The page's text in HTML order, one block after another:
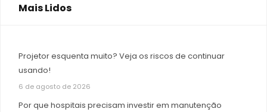
Mais Lidos
Projetor esquenta muito? Veja os riscos de continuar
usando!
6 de agosto de 2026
Por que hospitais precisam investir em manutenção